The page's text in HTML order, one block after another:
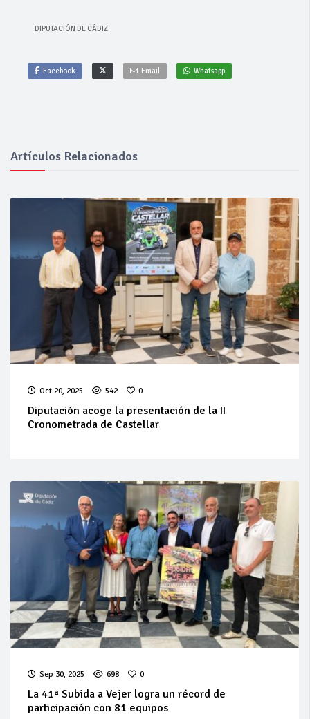
DIPUTACIÓN DE CÁDIZ
Facebook Email Whatsapp
Artículos Relacionados
Oct 20, 2025 542 0
Diputación acoge la presentación de la II
Cronometrada de Castellar
Sep 30, 2025 698 0
La 41ª Subida a Vejer logra un récord de
participación con 81 equipos